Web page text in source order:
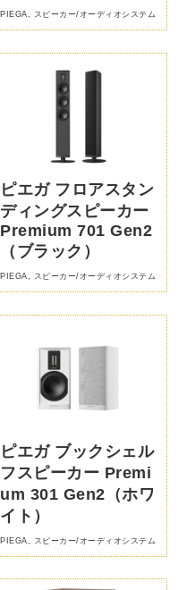
PIEGA, スピーカー/オーディオシステム
ピエガ フロアスタン
ディングスピーカー
Premium 701 Gen2
（ブラック）
PIEGA, スピーカー/オーディオシステム
ピエガ ブックシェル
フスピーカー Premi
um 301 Gen2（ホワ
イト）
PIEGA スピーカー/オーディオシステム